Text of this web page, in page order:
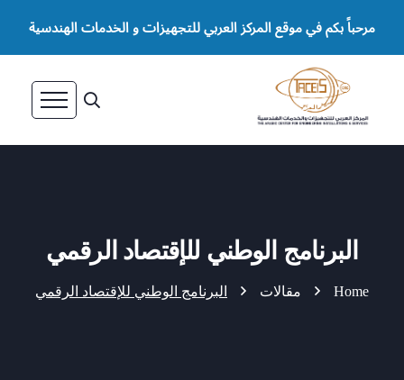
مرحباً بكم في موقع المركز العربي للتجهيزات و الخدمات الهندسية
البرنامج الوطني للإقتصاد الرقمي
Home مقالات البرنامج الوطني للإقتصاد الرقمي